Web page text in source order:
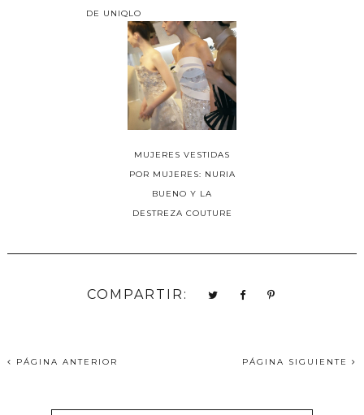
DE UNIQLO
MUJERES VESTIDAS
POR MUJERES: NURIA
BUENO Y LA
DESTREZA COUTURE
COMPARTIR:
PÁGINA ANTERIOR PÁGINA SIGUIENTE